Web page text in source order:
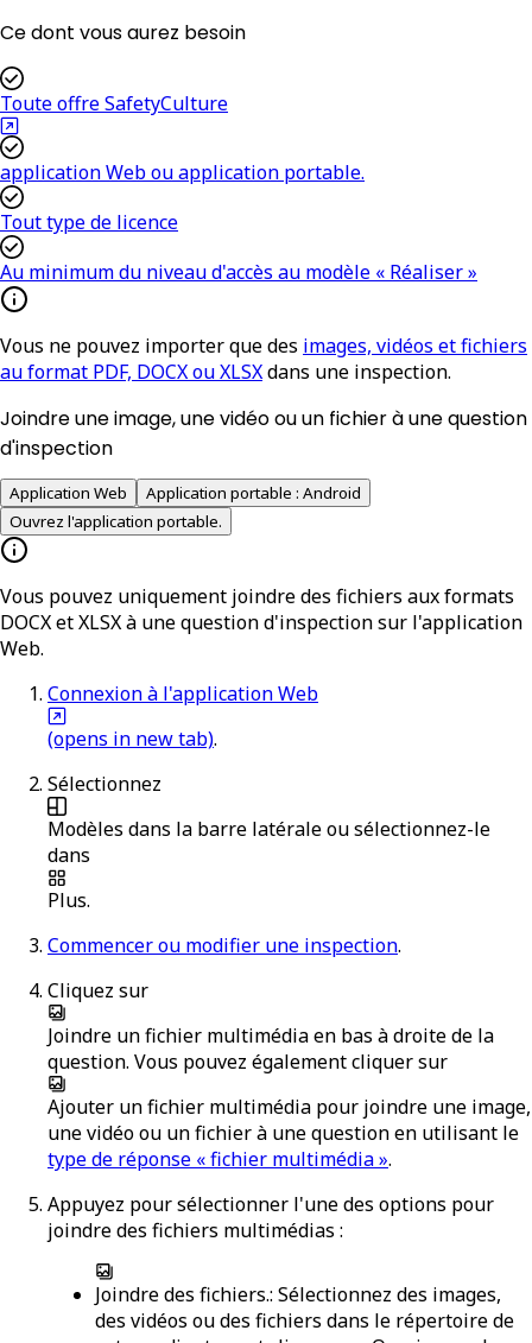
Ce dont vous aurez besoin
Toute offre SafetyCulture
application Web ou application portable.
Tout type de licence
Au minimum du niveau d'accès au modèle « Réaliser »
Vous ne pouvez importer que des images, vidéos et fichiers
au format PDF, DOCX ou XLSXdans une inspection.
Joindre une image, une vidéo ou un fichier à une question
d'inspection
Application Web
Application portable : Android
Ouvrez l'application portable.
Vous pouvez uniquement joindre des fichiers aux formats
DOCX et XLSX à une question d'inspection sur l'application
Web.
Connexion à l'application Web
(opens in new tab).
Sélectionnez
Modèles dans la barre latérale ou sélectionnez-le
dans
Plus.
Commencer ou modifier une inspection.
Cliquez sur
Joindre un fichier multimédiaen bas à droite de la
question. Vous pouvez également cliquer sur
Ajouter un fichier multimédia pour joindre une image,
une vidéo ou un fichier à une question en utilisant le
type de réponse « fichier multimédia ».
Appuyez pour sélectionner l'une des options pour
joindre des fichiers multimédias :
Joindre des fichiers.: Sélectionnez des images,
des vidéos ou des fichiers dans le répertoire de